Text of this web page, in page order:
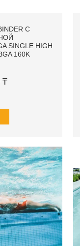
С
SINGLE HIGH
160K
₸